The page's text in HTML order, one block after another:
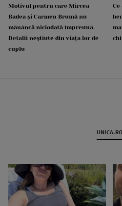
Motivul pentru care Mircea
Badea și Carmen Brumă nu
mănâncă niciodată împreună.
Detalii neștiute din viața lor de
cuplu
UNICA.RO